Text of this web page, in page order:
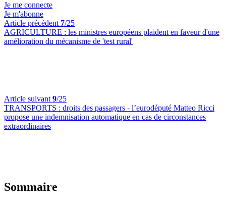
Je me connecte
Je m'abonne
Article précédent 7/25
AGRICULTURE : les ministres européens plaident en faveur d'une
amélioration du mécanisme de 'test rural'
Article suivant 9/25
TRANSPORTS : droits des passagers - l’eurodéputé Matteo Ricci
propose une indemnisation automatique en cas de circonstances
extraordinaires
Sommaire